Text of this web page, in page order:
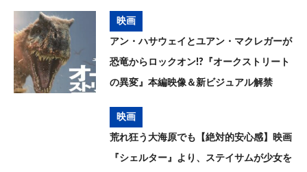
映画
アン・ハサウェイとユアン・マクレガーが
恐竜からロックオン!?『オークストリート
の異変』本編映像＆新ビジュアル解禁
映画
荒れ狂う大海原でも【絶対的安心感】映画
『シェルター』より、ステイサムが少女を